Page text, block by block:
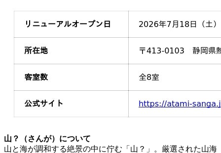
山？（さんが）について
山と海が調和する絶景の中に佇む「山？」。厳選された山海